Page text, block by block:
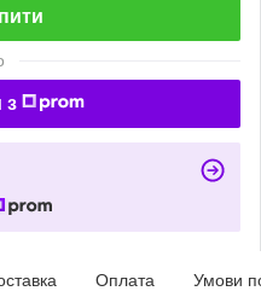
з
Оплата Умови